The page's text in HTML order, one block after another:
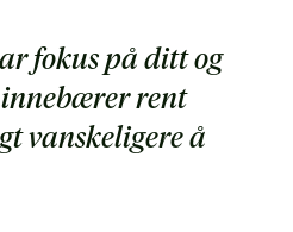
fokus på ditt og
rent
vanskeligere å